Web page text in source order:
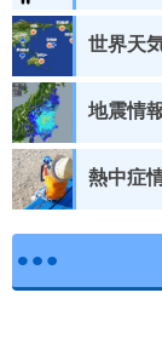
世界天
地震情
熱中症